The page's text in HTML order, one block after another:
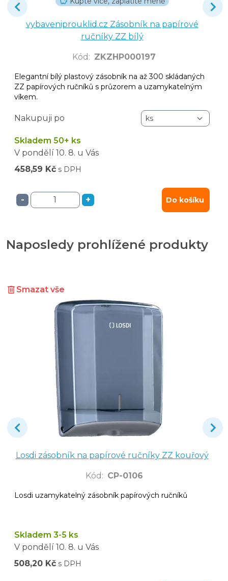
vybaveniprouklid.cz Zásobník na papírové
ručníky ZZ bílý
Kód : ZKZHP000197
Elegantní bílý plastový zásobník na až 300 skládaných
ZZ papírových ručníků s průzorem a uzamykatelným
víkem.
Nakupuji po
Skladem 50+ ks
V pondělí 10. 8. u Vás
458,59 Kč s DPH
- + Do košíku
Naposledy prohlížené produkty
Smazat vše
Losdi zásobník na papírové ručníky ZZ kouřový
Kód : CP-0106
Losdi uzamykatelný zásobník papírových ručníků
Skladem 3-5 ks
V pondělí 10. 8. u Vás
508,20 Kč s DPH